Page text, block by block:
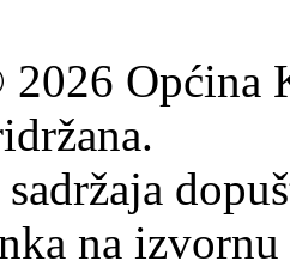
Općina
na izvornu